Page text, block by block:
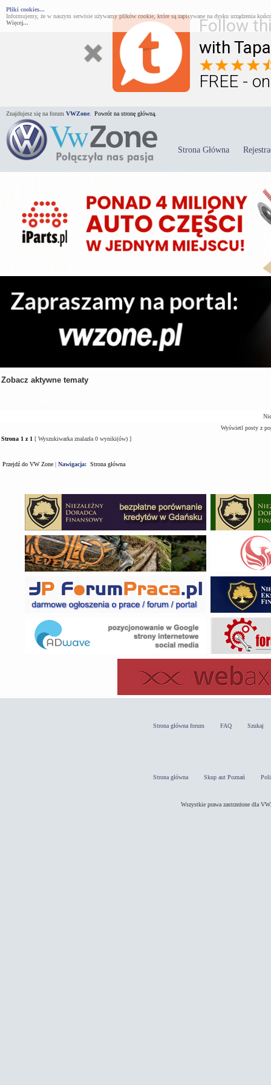
Follow
with
FREE -
Pliki cookies...
Informujemy, że w naszym serwisie używamy plików cookie, które są zapisywane na dysku urządzenia
Więcej...
Znajdujesz się na forum VWZone Powrót na stronę główną.
Strona Główna
Zobacz aktywne tematy
Wyświetl posty z
Strona 1 z 1 [ Wyszukiwarka znalazła 0 wyniki(ów) ]
Przejdź do VW Zone | Nawigacja: Strona główna
Strona główna forum FAQ Szukaj
Strona główna Skup aut Poznań
Wszystkie prawa zastrzeżone dla